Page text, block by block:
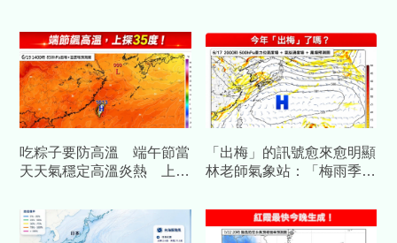
吃粽子要防高溫 端午節當
天天氣穩定高溫炎熱 上看
「出梅」的訊號愈來愈明顯
林老師氣象站：「梅雨季」